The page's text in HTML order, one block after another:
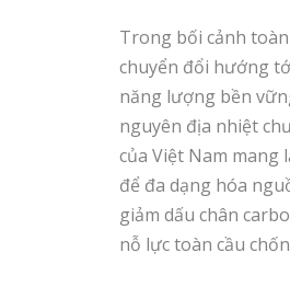
Trong bối cảnh
chuyển đổi hướng
năng lượng bền
nguyên địa nhiệt
của Việt Nam mang
để đa dạng hóa
giảm dấu chân
nỗ lực toàn cầu